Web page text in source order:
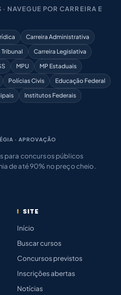
NAVEGUE POR CARREIRA E
Carreira Administrativa
Carreira Legislativa
MPU
MP Estaduais
Polícias Civis
Educação Federal
Institutos Federais
· APROVAÇÃO
para concursos públicos
de até 90% no preço cheio.
SITE
Início
Buscar cursos
Concursos previstos
Inscrições abertas
Notícias